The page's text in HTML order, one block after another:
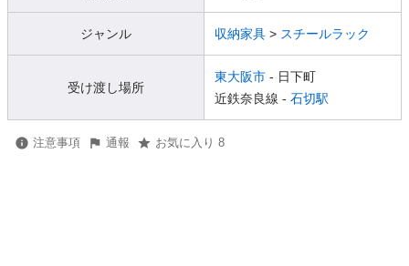
ジャンル 収納家具 > スチールラック
受け渡し場所
東大阪市 - 日下町
近鉄奈良線 - 石切駅
注意事項 通報 お気に入り 8